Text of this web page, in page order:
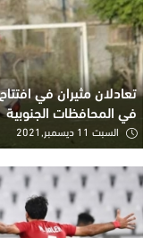
تعادلان مثيران في
في المحافظات الجنوبية
السبت 11 ديسمبر,2021